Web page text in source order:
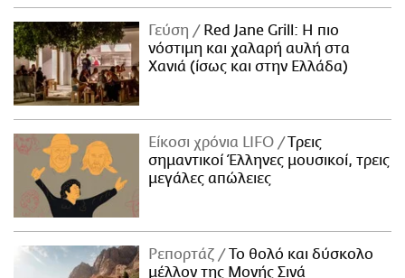
Γεύση
Red Jane Grill: Η πιο
νόστιμη και χαλαρή αυλή στα
Χανιά (ίσως και στην Ελλάδα)
Είκοσι χρόνια LIFO
Tρεις
σημαντικοί Έλληνες μουσικοί, τρεις
μεγάλες απώλειες
Ρεπορτάζ
Το θολό και δύσκολο
μέλλον της Μονής Σινά